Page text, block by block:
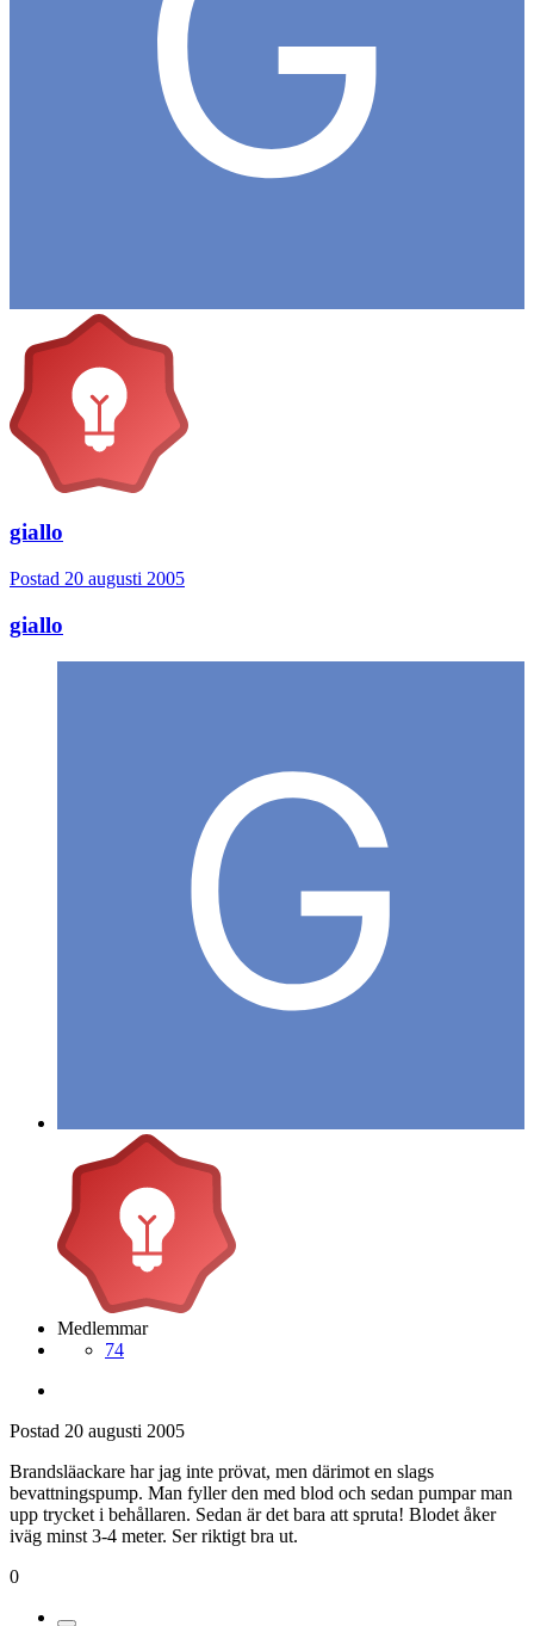
giallo
Postad 20 augusti 2005
giallo
Medlemmar
74
Postad 20 augusti 2005
Brandsläackare har jag inte prövat, men därimot en slags
bevattningspump. Man fyller den med blod och sedan pumpar man
upp trycket i behållaren. Sedan är det bara att spruta! Blodet åker
iväg minst 3-4 meter. Ser riktigt bra ut.
0